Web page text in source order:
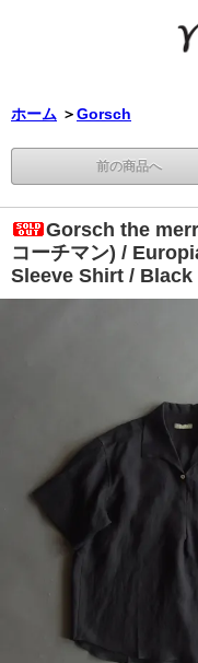
ホーム ＞Gorsch
前の商品へ
Gorsch the
コーチマン) /
Sleeve Shirt / Black